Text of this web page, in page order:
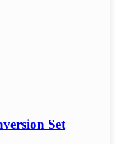
Set